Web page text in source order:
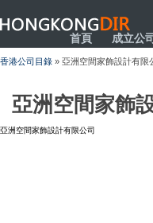
HONGKONGDIR
首頁 成立公司
香港公司目錄 » 亞洲空間家飾設計有限
亞洲空間家飾
亞洲空間家飾設計有限公司